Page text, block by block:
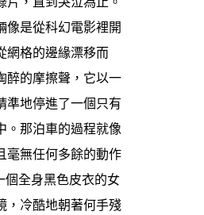
像是從科幻電影裡開
網格的邊緣漂移而
醉的摩擦聲，它以一
準地停進了一個只有
。那泊車的過程就像
毫無任何多餘的動作
個全身黑色皮衣的女
，冷酷地朝著何手殘